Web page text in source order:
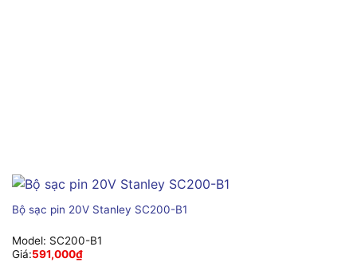
Bộ sạc pin 20V Stanley SC200-B1
Model: SC200-B1
Giá:591,000₫